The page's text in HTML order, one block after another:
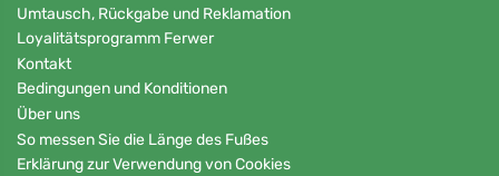
Umtausch, Rückgabe und Reklamation
Loyalitätsprogramm Ferwer
Kontakt
Bedingungen und Konditionen
Über uns
So messen Sie die Länge des Fußes
Erklärung zur Verwendung von Cookies